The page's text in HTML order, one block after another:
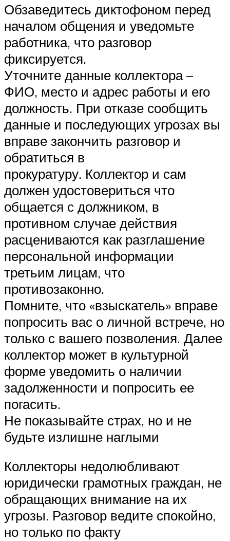
Обзаведитесь диктофоном перед
началом общения и уведомьте
работника, что разговор
фиксируется.
Уточните данные коллектора –
ФИО, место и адрес работы и его
должность. При отказе сообщить
данные и последующих угрозах вы
вправе закончить разговор и
обратиться в
прокуратуру. Коллектор и сам
должен удостовериться что
общается с должником, в
противном случае действия
расцениваются как разглашение
персональной информации
третьим лицам, что
противозаконно.
Помните, что «взыскатель» вправе
попросить вас о личной встрече, но
только с вашего позволения. Далее
коллектор может в культурной
форме уведомить о наличии
задолженности и попросить ее
погасить.
Не показывайте страх, но и не
будьте излишне наглыми
Коллекторы недолюбливают
юридически грамотных граждан, не
обращающих внимание на их
угрозы. Разговор ведите спокойно,
но только по факту